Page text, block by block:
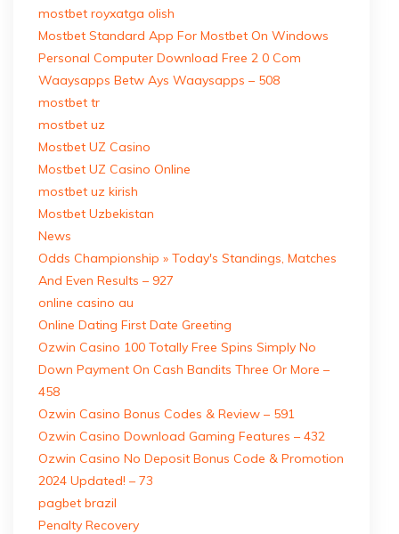
mostbet royxatga olish
Mostbet Standard App For Mostbet On Windows
Personal Computer Download Free 2 0 Com
Waaysapps Betw Ays Waaysapps – 508
mostbet tr
mostbet uz
Mostbet UZ Casino
Mostbet UZ Casino Online
mostbet uz kirish
Mostbet Uzbekistan
News
Odds Championship » Today's Standings, Matches
And Even Results – 927
online casino au
Online Dating First Date Greeting
Ozwin Casino 100 Totally Free Spins Simply No
Down Payment On Cash Bandits Three Or More –
458
Ozwin Casino Bonus Codes & Review – 591
Ozwin Casino Download Gaming Features – 432
Ozwin Casino No Deposit Bonus Code & Promotion
2024 Updated! – 73
pagbet brazil
Penalty Recovery